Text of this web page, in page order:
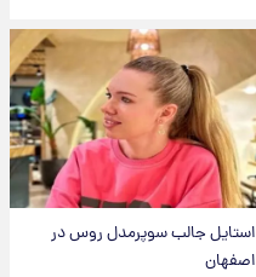
استایل جالب سوپرمدل روس در
اصفهان